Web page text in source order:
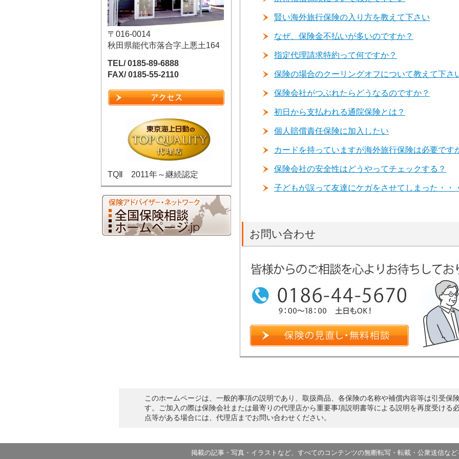
賢い海外旅行保険の入り方を教えて下さい
なぜ、保険金不払いが多いのですか？
指定代理請求特約って何ですか？
保険の場合のクーリングオフについて教えて下さ
保険会社がつぶれたらどうなるのですか？
初日から支払われる通院保険とは？
個人賠償責任保険に加入したい
カードを持っていますが海外旅行保険は必要です
保険会社の安全性はどうやってチェックする？
子どもが誤って友達にケガをさせてしまった・・
お問い合わせ
〒016-0014
秋田県能代市落合字上悪土164
TEL/ 0185-89-6888
FAX/ 0185-55-2110
TQⅡ 2011年～継続認定
このホームページは、一般的事項の説明であり、取扱商品、各保険の名称や補償内容等は引受保
す。ご加入の際は保険会社または最寄りの代理店から重要事項説明書等による説明を再度受ける
点等がある場合には、代理店までお問い合わせください。
掲載の記事・写真・イラストなど、すべてのコンテンツの無断転写・転載・公衆送信など